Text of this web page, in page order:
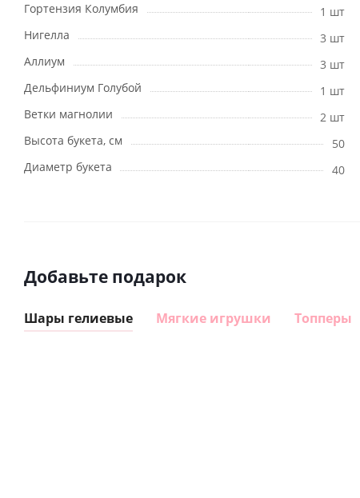
Гортензия Колумбия
1 шт
Нигелла
3 шт
Аллиум
3 шт
Дельфиниум Голубой
1 шт
Ветки магнолии
2 шт
Высота букета, см
50
Диаметр букета
40
Добавьте подарок
Шары гелиевые Мягкие игрушки Топперы